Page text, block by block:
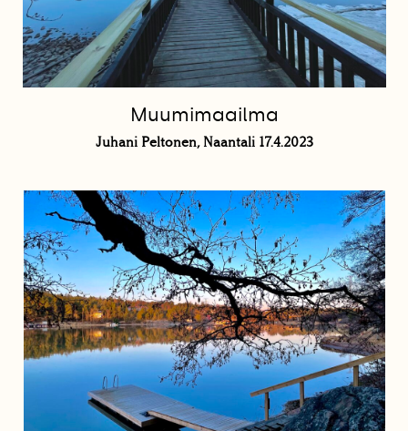
Muumimaailma
Juhani Peltonen, Naantali 17.4.2023